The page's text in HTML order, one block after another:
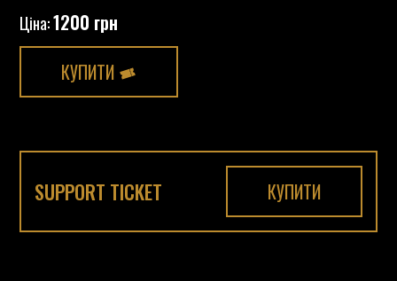
Ціна:1200 грн
КУПИТИ
SUPPORT TICKET КУПИТИ